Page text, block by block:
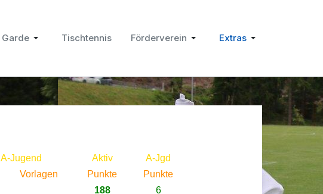
Garde Tischtennis Förderverein Extras
A-Jugend Aktiv
A-Jgd
Vorlagen Punkte
Punkte
188
6